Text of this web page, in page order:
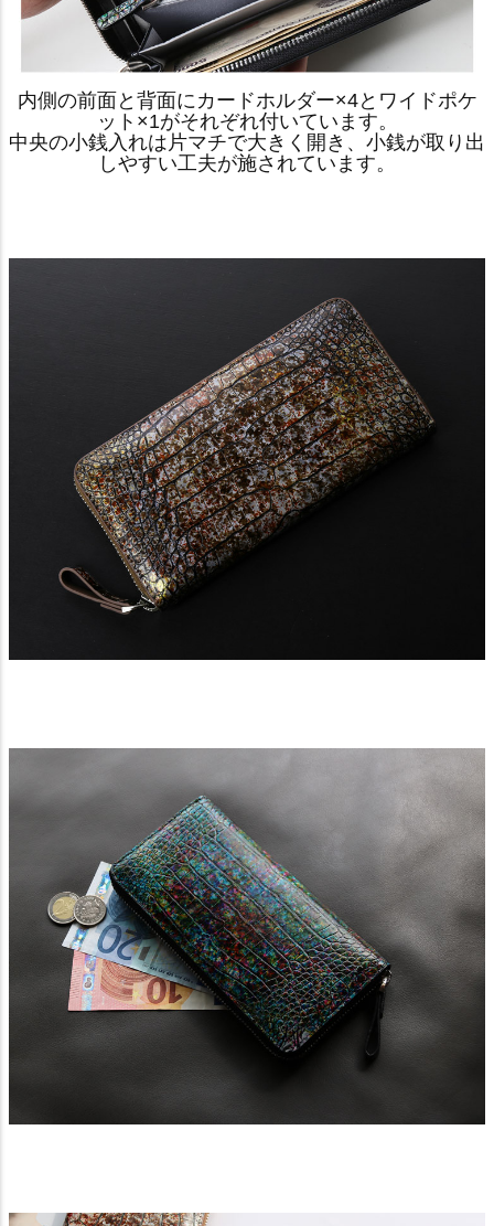
内側の前面と背面にカードホルダー×4とワイドポケ
ット×1がそれぞれ付いています。
中央の小銭入れは片マチで大きく開き、小銭が取り出
しやすい工夫が施されています。